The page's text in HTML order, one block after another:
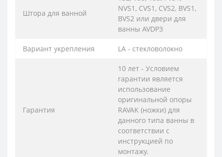
Штора для ванной
NVS1, CVS1, CVS2, BVS1,
BVS2 или двери для
ванны AVDP3
Вариант укрепления LA - стекловолокно
Гарантия
10 лет - Условием
гарантии является
использование
оригинальной опоры
RAVAK (ножки) для
данного типа ванны в
соответствии с
инструкцией по
монтажу.